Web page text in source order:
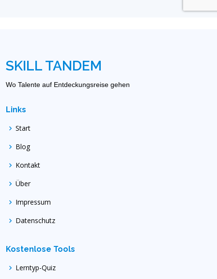
SKILL TANDEM
Wo Talente auf Entdeckungsreise gehen
Links
Start
Blog
Kontakt
Über
Impressum
Datenschutz
Kostenlose Tools
Lerntyp-Quiz